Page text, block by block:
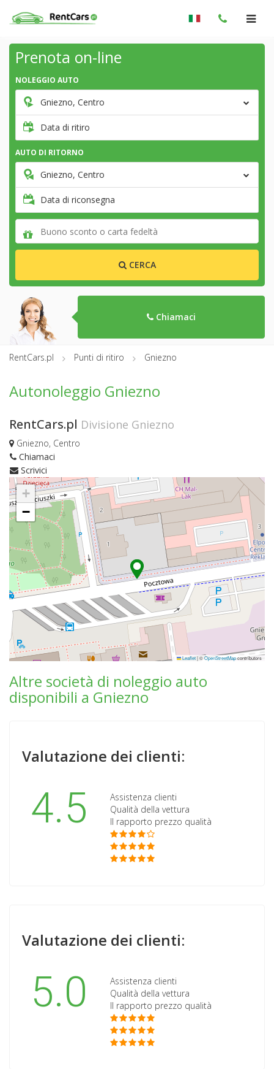
Prenota on-line
NOLEGGIO AUTO
Gniezno, Centro
Data di ritiro
AUTO DI RITORNO
Gniezno, Centro
Data di riconsegna
CERCA
Chiamaci
RentCars.pl Punti di ritiro Gniezno
Autonoleggio Gniezno
RentCars.pl Divisione Gniezno
Gniezno, Centro
Chiamaci
Scrivici
+
−
Leaflet|©OpenStreetMapcontributors
Altre società di noleggio auto
disponibili a Gniezno
Valutazione dei clienti:
4.5
Assistenza clienti
Qualità della vettura
Il rapporto prezzo qualità
Valutazione dei clienti:
5.0
Assistenza clienti
Qualità della vettura
Il rapporto prezzo qualità